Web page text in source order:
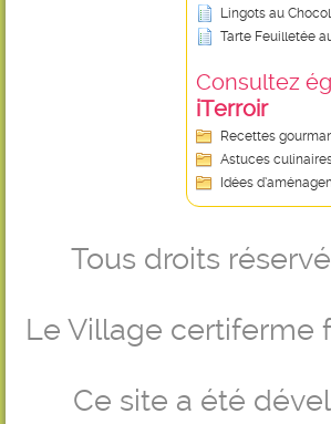
Lingots au
Tarte Feuilletée
Consultez
iTerroir
Recettes
Astuces
Idées
Tous droits
Le Village certiferme
Ce site a été